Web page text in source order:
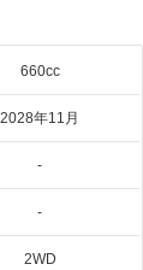
660cc
2028年11月
-
-
2WD